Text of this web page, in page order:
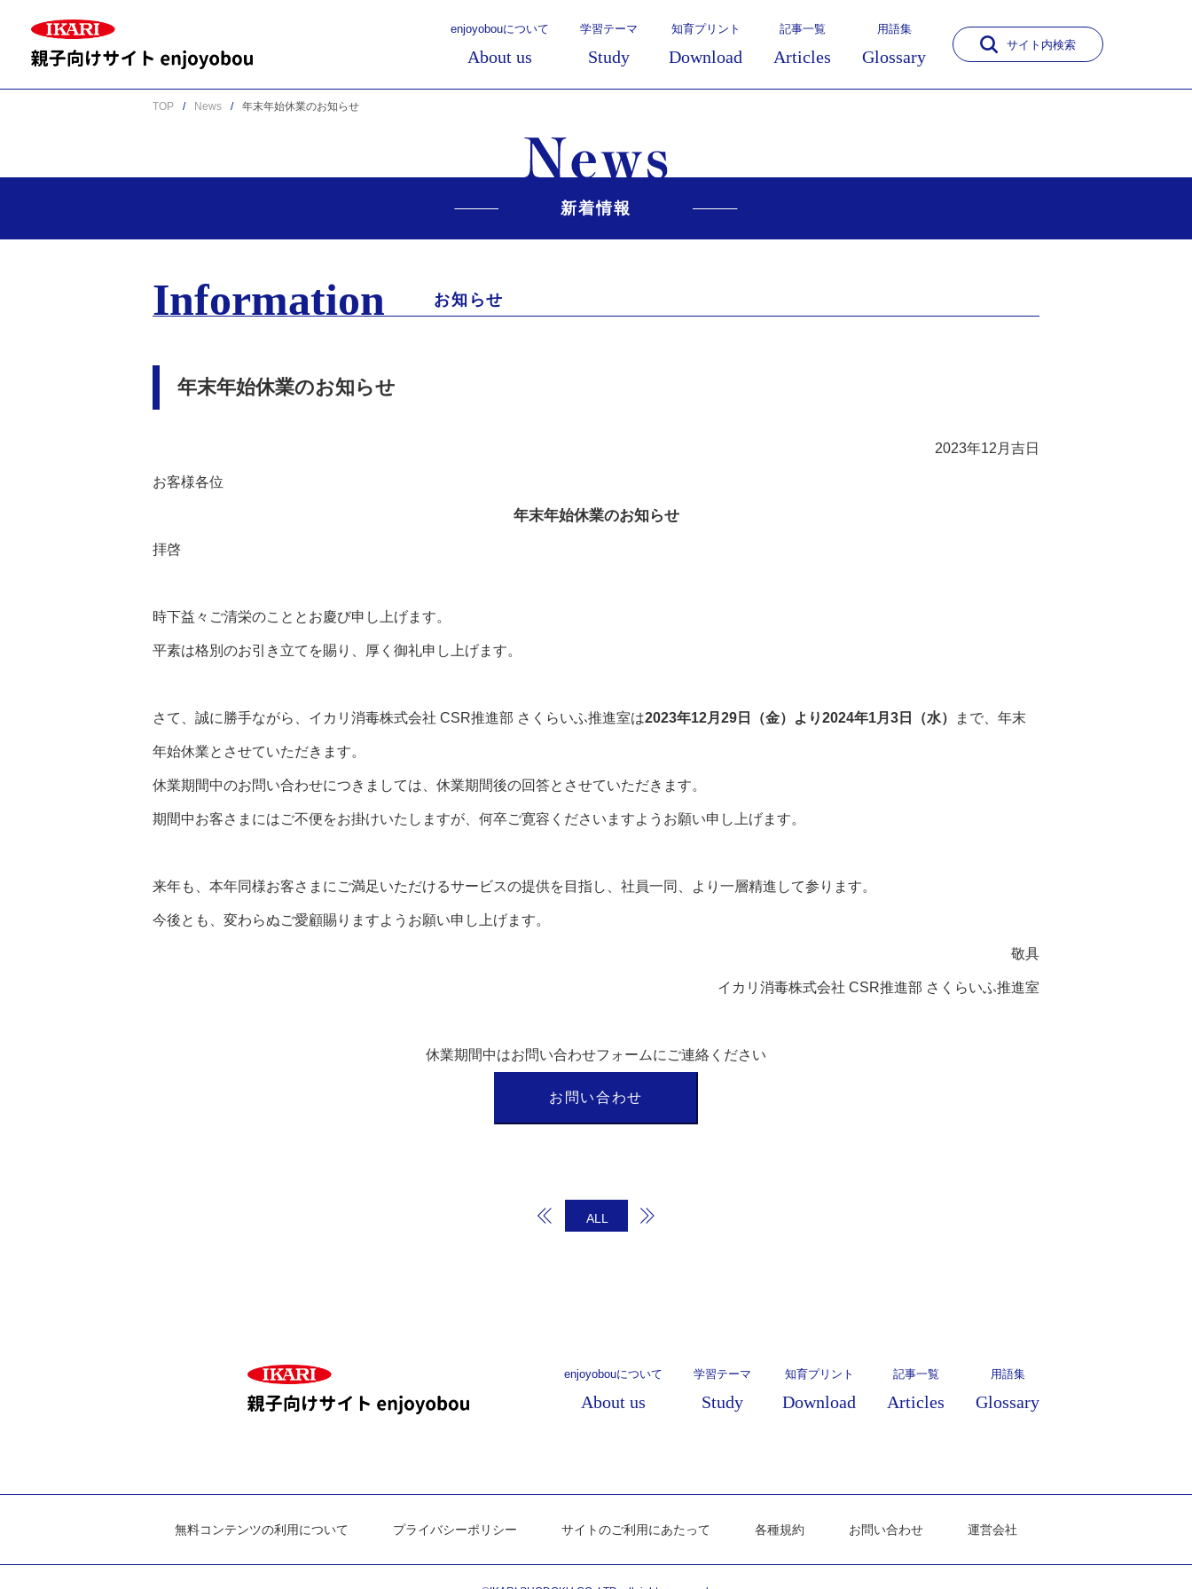
enjoyobouについて
About us
学習テーマ
Study
知育プリント
Download
記事一覧
Articles
用語集
Glossary
サイト内検索
TOP News 年末年始休業のお知らせ
新着情報
Information お知らせ
年末年始休業のお知らせ
2023年12月吉日
お客様各位
年末年始休業のお知らせ
拝啓
時下益々ご清栄のこととお慶び申し上げます。
平素は格別のお引き立てを賜り、厚く御礼申し上げます。
さて、誠に勝手ながら、イカリ消毒株式会社 CSR推進部 さくらいふ推進室は2023年12月29日（金）より2024年1月3日（水） まで、年末
年始休業とさせていただきます。
休業期間中のお問い合わせにつきましては、休業期間後の回答とさせていただきます。
期間中お客さまにはご不便をお掛けいたしますが、何卒ご寛容くださいますようお願い申し上げます。
来年も、本年同様お客さまにご満足いただけるサービスの提供を目指し、社員一同、より一層精進して参ります。
今後とも、変わらぬご愛顧賜りますようお願い申し上げます。
敬具
イカリ消毒株式会社 CSR推進部 さくらいふ推進室
休業期間中はお問い合わせフォームにご連絡ください
お問い合わせ
ALL
enjoyobouについて
About us
学習テーマ
Study
知育プリント
Download
記事一覧
Articles
用語集
Glossary
無料コンテンツの利用について プライバシーポリシー サイトのご利用にあたって 各種規約 お問い合わせ 運営会社